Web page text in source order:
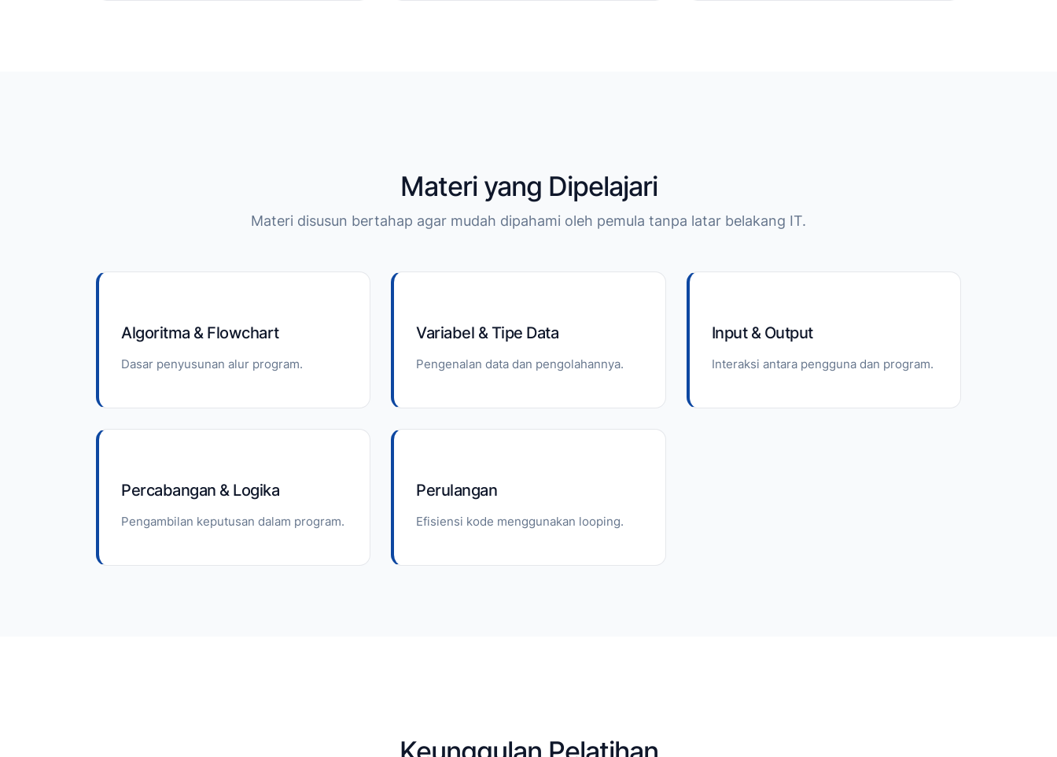
Materi yang Dipelajari
Materi disusun bertahap agar mudah dipahami oleh pemula tanpa latar belakang IT.
Algoritma & Flowchart
Dasar penyusunan alur program.
Variabel & Tipe Data
Pengenalan data dan pengolahannya.
Input & Output
Interaksi antara pengguna dan program.
Percabangan & Logika
Pengambilan keputusan dalam program.
Perulangan
Efisiensi kode menggunakan looping.